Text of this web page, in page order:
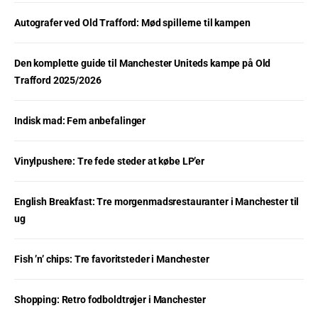
Autografer ved Old Trafford: Mød spillerne til kampen
Den komplette guide til Manchester Uniteds kampe på Old
Trafford 2025/2026
Indisk mad: Fem anbefalinger
Vinylpushere: Tre fede steder at købe LP’er
English Breakfast: Tre morgenmadsrestauranter i Manchester til
ug
Fish ’n’ chips: Tre favoritsteder i Manchester
Shopping: Retro fodboldtrøjer i Manchester